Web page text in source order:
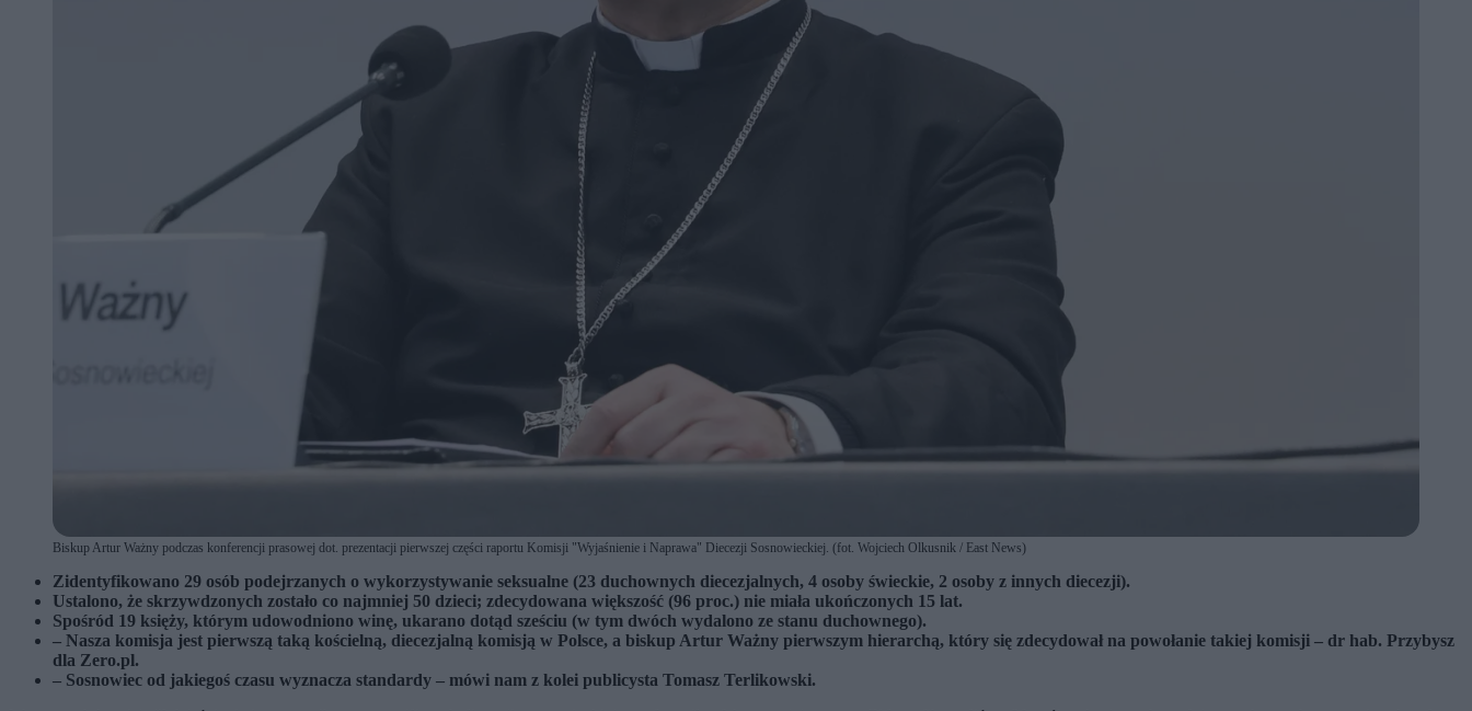
Biskup Artur Ważny podczas konferencji prasowej dot. prezentacji pierwszej części raportu Komisji "Wyjaśnienie i Naprawa" Diecezji Sosnowieckiej. (fot. Wojciech Olkusnik / East News)
Zidentyfikowano 29 osób podejrzanych o wykorzystywanie seksualne (23 duchownych diecezjalnych, 4 osoby świeckie, 2 osoby z innych diecezji).
Ustalono, że skrzywdzonych zostało co najmniej 50 dzieci; zdecydowana większość (96 proc.) nie miała ukończonych 15 lat.
Spośród 19 księży, którym udowodniono winę, ukarano dotąd sześciu (w tym dwóch wydalono ze stanu duchownego).
– Nasza komisja jest pierwszą taką kościelną, diecezjalną komisją w Polsce, a biskup Artur Ważny pierwszym hierarchą, który się zdecydował na powołanie takiej komisji – dr hab. Przybysz
dla Zero.pl.
– Sosnowiec od jakiegoś czasu wyznacza standardy – mówi nam z kolei publicysta Tomasz Terlikowski.